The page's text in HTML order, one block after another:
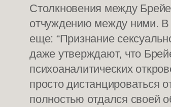
Столкновения между
отчуждению между ними. В
еще: “Признание
даже утверждают, что
психоаналитических
просто дистанцироваться
полностью отдался своей